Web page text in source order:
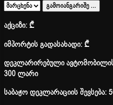
გამოიანგარიშე …
აქციზი:₾
იმპორტის გადასახადი:₾
დეკლარირებული
300 ლარი
საბაჟო დეკლარაციის შევსება: